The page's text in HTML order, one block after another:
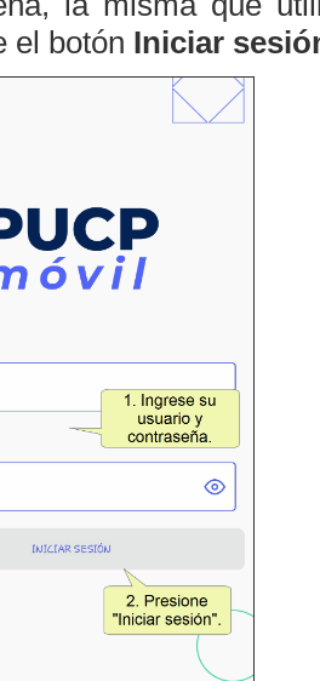
el botón Iniciar